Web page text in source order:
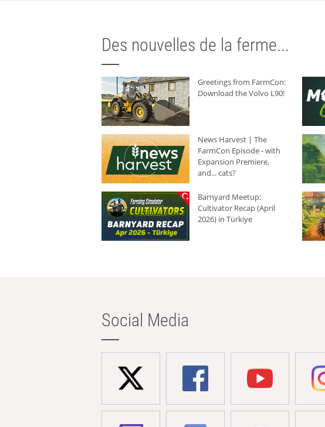
Des nouvelles de la ferme...
Greetings from FarmCon:
Download the Volvo L90!
News Harvest | The
FarmCon Episode - with
Expansion Premiere,
and... cats?
Barnyard Meetup:
Cultivator Recap (April
2026) in Türkiye
Social Media